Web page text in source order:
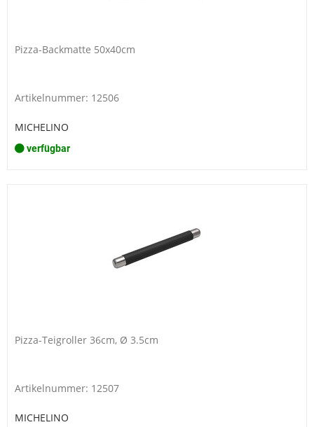
Pizza-Backmatte 50x40cm
Artikelnummer: 12506
MICHELINO
verfügbar
Pizza-Teigroller 36cm, Ø 3.5cm
Artikelnummer: 12507
MICHELINO